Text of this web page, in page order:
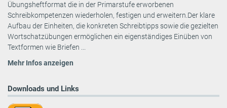
Übungsheftformat die in der Primarstufe erworbenen
Schreibkompetenzen wiederholen, festigen und erweitern.Der klare
Aufbau der Einheiten, die konkreten Schreibtipps sowie die gezielten
Wortschatzübungen ermöglichen ein eigenständiges Einüben von
Textformen wie Briefen ...
Mehr Infos anzeigen
Downloads und Links